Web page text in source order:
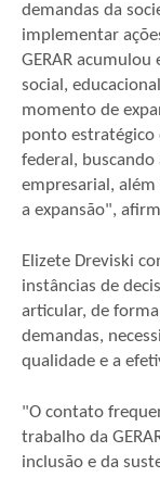
demandas da
implementar
GERAR acumulou
social,
momento de
ponto estratégico
federal,
empresarial,
a expansão",
Elizete Dreviski
instâncias de
articular, de
demandas,
qualidade e a
"O contato
trabalho da
inclusão e da